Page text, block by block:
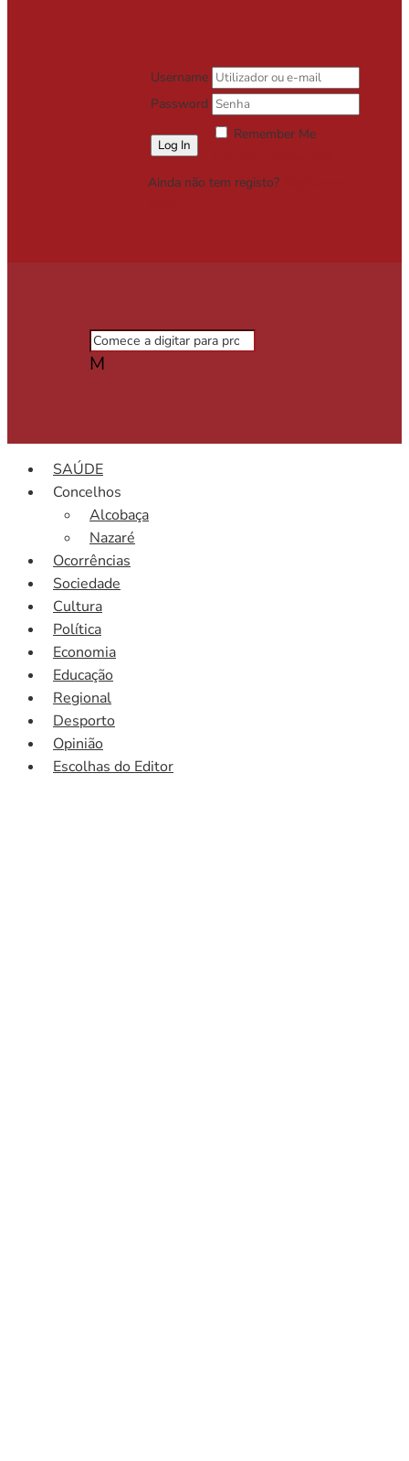
Username
Password
Remember Me
Ainda não tem registo?
M
SAÚDE
Concelhos
Alcobaça
Nazaré
Ocorrências
Sociedade
Cultura
Política
Economia
Educação
Regional
Desporto
Opinião
Escolhas do Editor